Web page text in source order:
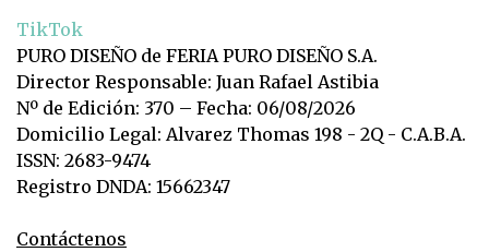
TikTok
PURO DISEÑO de FERIA PURO DISEÑO S.A.
Director Responsable: Juan Rafael Astibia
Nº de Edición: 370 – Fecha: 06/08/2026
Domicilio Legal: Alvarez Thomas 198 - 2Q - C.A.B.A.
ISSN: 2683-9474
Registro DNDA: 15662347
Contáctenos